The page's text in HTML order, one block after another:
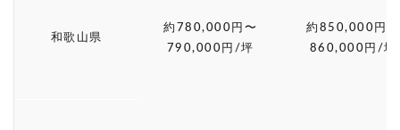
和歌山県
約780,000円〜
790,000円/坪
約850,000円〜
860,000円/坪